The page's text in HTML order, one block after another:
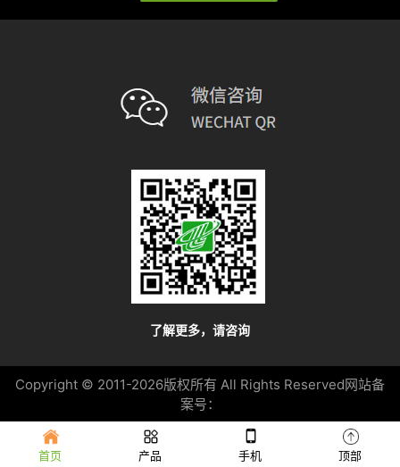
了解更多，请咨询
Copyright © 2011-2026版权所有 All Rights Reserved网站备
案号：
首页 产品 手机 顶部